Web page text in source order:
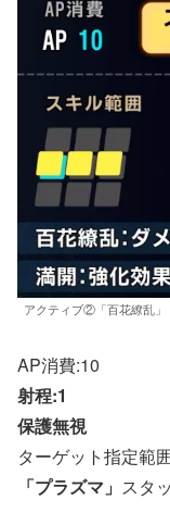
アクティブ②「百花繚乱」
AP消費:10
射程:1
保護無視
ターゲット指定範
「プラズマ」 スタ